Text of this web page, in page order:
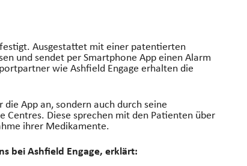
Ausgestattet mit einer patentierten
und sendet per Smartphone App einen Alarm
wie Ashfield Engage erhalten die
App an, sondern auch durch seine
Centres. Diese sprechen mit den Patienten über
ihrer Medikamente.
bei Ashfield Engage, erklärt: